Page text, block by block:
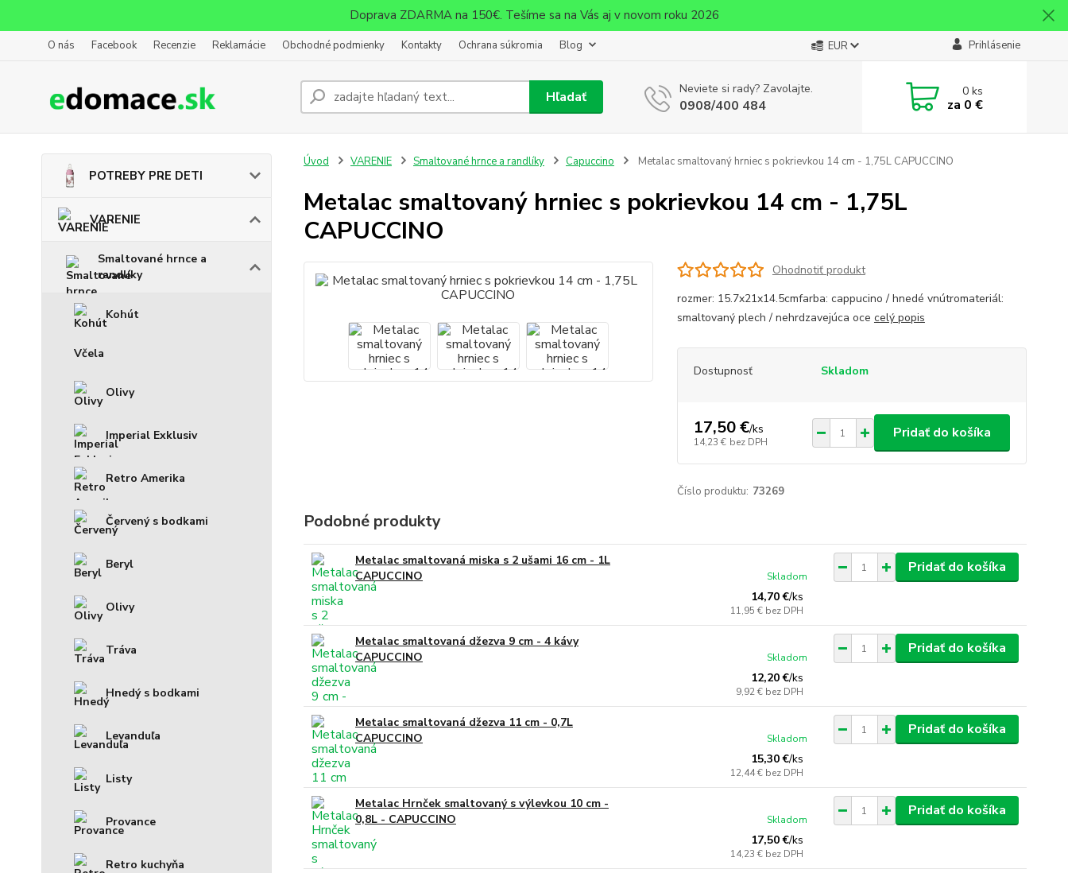
Doprava ZDARMA na 150€. Tešíme sa na Vás aj v novom roku 2026
O nás Facebook Recenzie Reklamácie Obchodné podmienky Kontakty Ochrana súkromia Blog EUR Prihlásenie
Hľadať Neviete si rady? Zavolajte.
0908/400 484
0ks
za 0 €
POTREBY PRE DETI
VARENIE
Smaltované hrnce a
randlíky
Kohút
Včela
Olivy
Imperial Exklusiv
Retro Amerika
Červený s bodkami
Beryl
Olivy
Tráva
Hnedý s bodkami
Levanduľa
Listy
Provance
Retro kuchyňa
Úvod VARENIE Smaltované hrnce a randlíky Capuccino Metalac smaltovaný hrniec s pokrievkou 14 cm - 1,75L CAPUCCINO
Metalac smaltovaný hrniec s pokrievkou 14 cm - 1,75L
CAPUCCINO
Ohodnotiť produkt
rozmer: 15.7x21x14.5cmfarba: cappucino / hnedé vnútromateriál:
smaltovaný plech / nehrdzavejúca oce celý popis
Dostupnosť Skladom
17,50 €/ks
14,23 € bez DPH
Pridať do košíka
Číslo produktu: 73269
Podobné produkty
Metalac smaltovaná miska s 2 ušami 16 cm - 1L
CAPUCCINO
14,70 €/ks
11,95 € bez DPH
Skladom
Pridať do košíka
Metalac smaltovaná džezva 9 cm - 4 kávy
CAPUCCINO
12,20 €/ks
9,92 € bez DPH
Skladom
Pridať do košíka
Metalac smaltovaná džezva 11 cm - 0,7L
CAPUCCINO
15,30 €/ks
12,44 € bez DPH
Skladom
Pridať do košíka
Metalac Hrnček smaltovaný s výlevkou 10 cm -
0,8L - CAPUCCINO
17,50 €/ks
14,23 € bez DPH
Skladom
Pridať do košíka